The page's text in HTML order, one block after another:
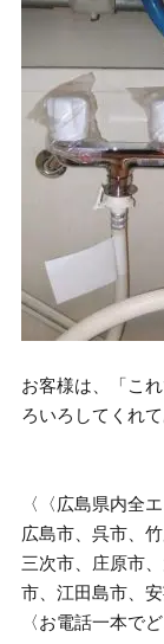
お客様は、「こ
ろいろしてくれ
〈〈広島県内全
広島市、呉市、
三次市、庄原市
市、江田島市、
〈お電話一本で